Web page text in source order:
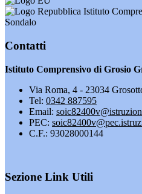
Istituto
Sondalo
Contatti
Istituto Comprensivo di Grosio
Via Roma, 4 - 23034
Tel: 0342 887595
Email:
PEC:
C.F.: 93028000144
Sezione Link Utili